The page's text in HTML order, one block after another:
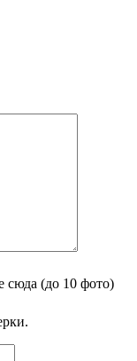
сюда (до 10 фото)